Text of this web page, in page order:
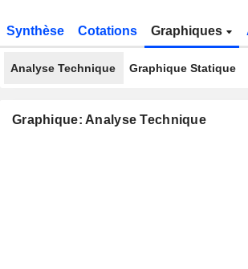
Synthèse Cotations Graphiques
Analyse Technique Graphique Statique
Graphique: Analyse Technique